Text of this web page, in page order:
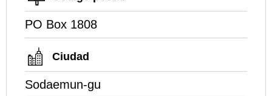
PO Box 1808
Ciudad
Sodaemun-gu